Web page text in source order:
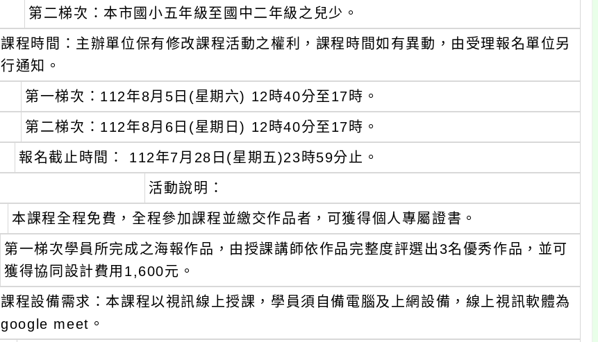
第二梯次：本市國小五年級至國中二年級之兒少。
課程時間：主辦單位保有修改課程活動之權利，課程時間如有異動，由受理報名單位另
行通知。
第一梯次：112年8月5日(星期六) 12時40分至17時。
第二梯次：112年8月6日(星期日) 12時40分至17時。
報名截止時間： 112年7月28日(星期五)23時59分止。
活動說明：
本課程全程免費，全程參加課程並繳交作品者，可獲得個人專屬證書。
第一梯次學員所完成之海報作品，由授課講師依作品完整度評選出3名優秀作品，並可
獲得協同設計費用1,600元。
課程設備需求：本課程以視訊線上授課，學員須自備電腦及上網設備，線上視訊軟體為
google meet。